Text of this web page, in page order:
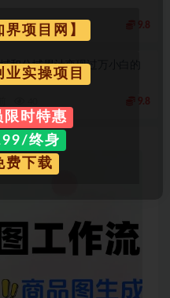
27 9.8
和公域累计变现过万小白的
9.8
项目网】
实操项目
时特惠
终身
费下载